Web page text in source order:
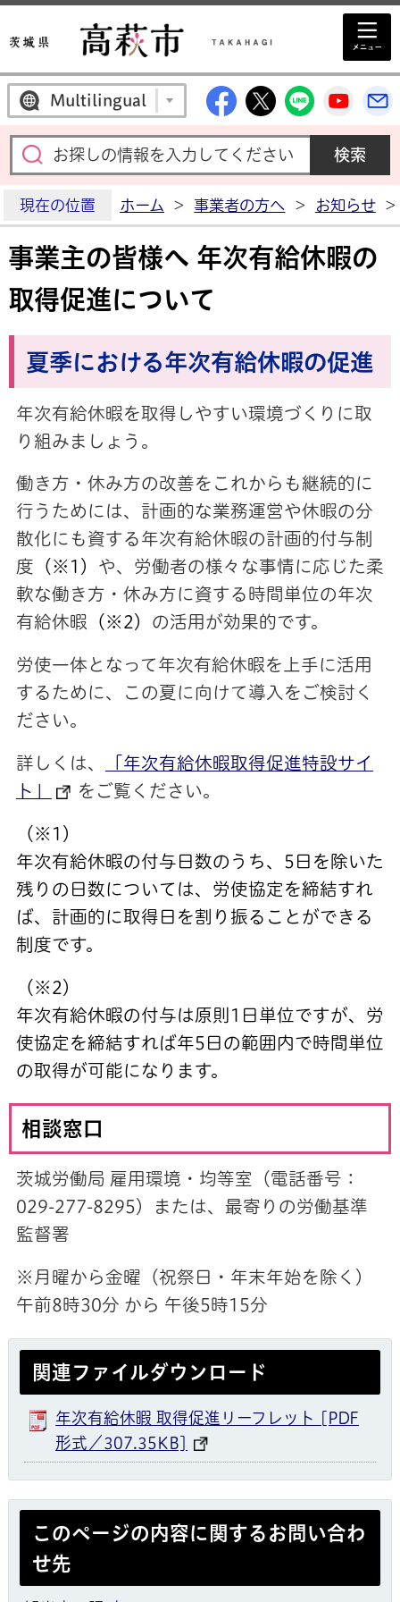
Multilingual 高萩市公式
高萩市公式X
高萩市
高
現在の位置 ホーム > 事業者の方へ > お知らせ >
事業主の皆様へ 年次有給休暇の
取得促進について
夏季における年次有給休暇の促進
年次有給休暇を取得しやすい環境づくりに取
り組みましょう。
働き方・休み方の改善をこれからも継続的に
行うためには、計画的な業務運営や休暇の分
散化にも資する年次有給休暇の計画的付与制
度 （※1） や、労働者の様々な事情に応じた柔
軟な働き方・休み方に資する時間単位の年次
有給休暇 （※2） の活用が効果的です。
労使一体となって年次有給休暇を上手に活用
するために、この夏に向けて導入をご検討く
ださい。
詳しくは、
「年次有給休暇取得促進特設サイ
ト」
をご覧ください。
（※1）
年次有給休暇の付与日数のうち、5日を除いた
残りの日数については、労使協定を締結すれ
ば、計画的に取得日を割り振ることができる
制度です。
（※2）
年次有給休暇の付与は原則1日単位ですが、労
使協定を締結すれば年5日の範囲内で時間単位
の取得が可能になります。
相談窓口
茨城労働局 雇用環境・均等室（電話番号：
029-277-8295）または、最寄りの労働基準
監督署
※月曜から金曜（祝祭日・年末年始を除く）
午前8時30分 から 午後5時15分
関連ファイルダウンロード
年次有給休暇 取得促進リーフレット [PDF
形式／307.35KB]
このページの内容に関するお問い合わ
せ先